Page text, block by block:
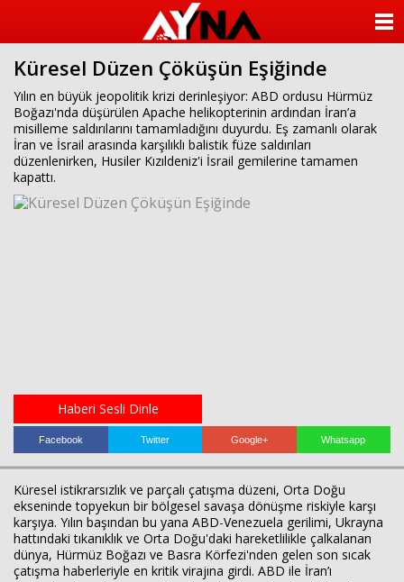
sohbet
cinsel
sohbet
sohbet
mobil
sohbet
islami
sohbetler
Küresel Düzen Çöküşün Eşiğinde
Yılın en büyük jeopolitik krizi derinleşiyor: ABD ordusu Hürmüz
Boğazı'nda düşürülen Apache helikopterinin ardından İran’a
misilleme saldırılarını tamamladığını duyurdu. Eş zamanlı olarak
İran ve İsrail arasında karşılıklı balistik füze saldırıları
düzenlenirken, Husiler Kızıldeniz'i İsrail gemilerine tamamen
kapattı.
Haberi Sesli Dinle
Facebook Twitter Google+ Whatsapp
Küresel istikrarsızlık ve parçalı çatışma düzeni, Orta Doğu
ekseninde topyekun bir bölgesel savaşa dönüşme riskiyle karşı
karşıya. Yılın başından bu yana ABD-Venezuela gerilimi, Ukrayna
hattındaki tıkanıklık ve Orta Doğu'daki hareketlilikle çalkalanan
dünya, Hürmüz Boğazı ve Basra Körfezi'nden gelen son sıcak
çatışma haberleriyle en kritik virajına girdi. ABD ile İran’ı
KATEGORİLER
YAZARLAR
ANKETLER